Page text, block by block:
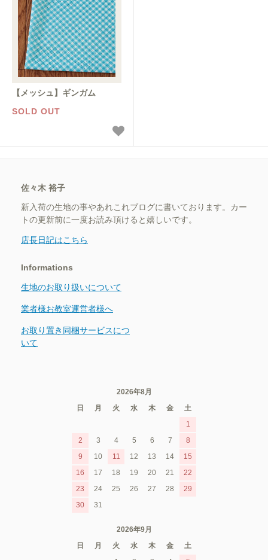
【メッシュ】ギンガム
SOLD OUT
佐々木 裕子
新入荷の生地の事やあれこれブログに書いております。カー
トの更新前に一度お読み頂けると嬉しいです。
店長日記はこちら
Informations
生地のお取り扱いについて
業者様お教室運営者様へ
お取り置き同梱サービスにつ
いて
2026年8月
日
月 火 水 木 金
土
1
2
3 4 5 6 7
8
9
10 11 12 13 14
15
16
17 18 19 20 21
22
23
24 25 26 27 28
29
30
31
2026年9月
日
月 火 水 木 金
土